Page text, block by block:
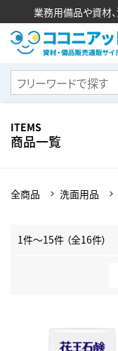
業務用備品や資材、
ITEMS
商品一覧
全商品 洗面用品
1件～15件 （全16件）